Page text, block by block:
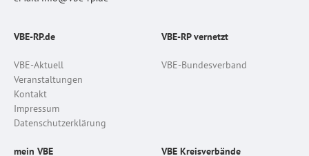
VBE-RP.de
VBE-Aktuell
Veranstaltungen
Kontakt
Impressum
Datenschutzerklärung
VBE-RP vernetzt
VBE-Bundesverband
mein VBE VBE Kreisverbände